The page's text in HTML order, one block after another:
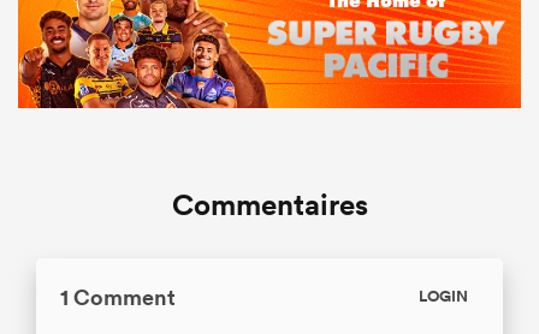
Commentaires
1 Comment LOGIN